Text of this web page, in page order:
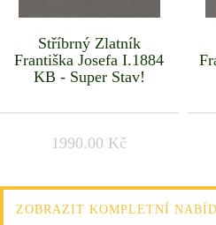
Stříbrný Zlatník
Františka Josefa I.1884
KB - Super Stav!
1990.00 Kč
ZOBRAZIT KOMPLETNÍ